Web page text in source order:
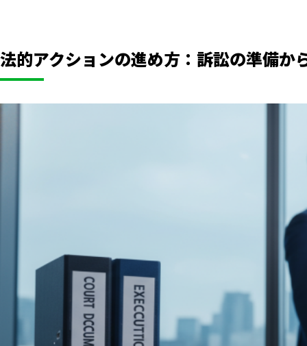
法的アクションの進め方：訴訟の準備か